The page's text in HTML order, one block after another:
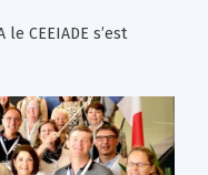
CEEIADE s’est